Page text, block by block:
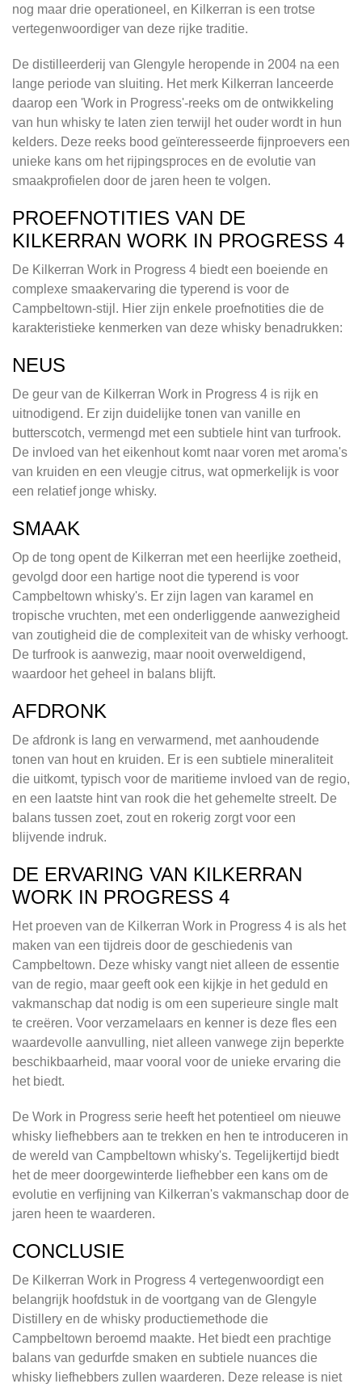
nog maar drie operationeel, en Kilkerran is een trotse
vertegenwoordiger van deze rijke traditie.
De distilleerderij van Glengyle heropende in 2004 na een
lange periode van sluiting. Het merk Kilkerran lanceerde
daarop een 'Work in Progress'-reeks om de ontwikkeling
van hun whisky te laten zien terwijl het ouder wordt in hun
kelders. Deze reeks bood geïnteresseerde fijnproevers een
unieke kans om het rijpingsproces en de evolutie van
smaakprofielen door de jaren heen te volgen.
PROEFNOTITIES VAN DE
KILKERRAN WORK IN PROGRESS 4
De Kilkerran Work in Progress 4 biedt een boeiende en
complexe smaakervaring die typerend is voor de
Campbeltown-stijl. Hier zijn enkele proefnotities die de
karakteristieke kenmerken van deze whisky benadrukken:
NEUS
De geur van de Kilkerran Work in Progress 4 is rijk en
uitnodigend. Er zijn duidelijke tonen van vanille en
butterscotch, vermengd met een subtiele hint van turfrook.
De invloed van het eikenhout komt naar voren met aroma's
van kruiden en een vleugje citrus, wat opmerkelijk is voor
een relatief jonge whisky.
SMAAK
Op de tong opent de Kilkerran met een heerlijke zoetheid,
gevolgd door een hartige noot die typerend is voor
Campbeltown whisky's. Er zijn lagen van karamel en
tropische vruchten, met een onderliggende aanwezigheid
van zoutigheid die de complexiteit van de whisky verhoogt.
De turfrook is aanwezig, maar nooit overweldigend,
waardoor het geheel in balans blijft.
AFDRONK
De afdronk is lang en verwarmend, met aanhoudende
tonen van hout en kruiden. Er is een subtiele mineraliteit
die uitkomt, typisch voor de maritieme invloed van de regio,
en een laatste hint van rook die het gehemelte streelt. De
balans tussen zoet, zout en rokerig zorgt voor een
blijvende indruk.
DE ERVARING VAN KILKERRAN
WORK IN PROGRESS 4
Het proeven van de Kilkerran Work in Progress 4 is als het
maken van een tijdreis door de geschiedenis van
Campbeltown. Deze whisky vangt niet alleen de essentie
van de regio, maar geeft ook een kijkje in het geduld en
vakmanschap dat nodig is om een superieure single malt
te creëren. Voor verzamelaars en kenner is deze fles een
waardevolle aanvulling, niet alleen vanwege zijn beperkte
beschikbaarheid, maar vooral voor de unieke ervaring die
het biedt.
De Work in Progress serie heeft het potentieel om nieuwe
whisky liefhebbers aan te trekken en hen te introduceren in
de wereld van Campbeltown whisky's. Tegelijkertijd biedt
het de meer doorgewinterde liefhebber een kans om de
evolutie en verfijning van Kilkerran's vakmanschap door de
jaren heen te waarderen.
CONCLUSIE
De Kilkerran Work in Progress 4 vertegenwoordigt een
belangrijk hoofdstuk in de voortgang van de Glengyle
Distillery en de whisky productiemethode die
Campbeltown beroemd maakte. Het biedt een prachtige
balans van gedurfde smaken en subtiele nuances die
whisky liefhebbers zullen waarderen. Deze release is niet